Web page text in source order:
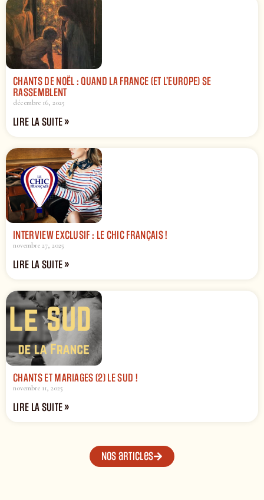
CHANTS DE NOËL : QUAND LA FRANCE (ET L’EUROPE) SE
RASSEMBLENT
décembre 16, 2025
LIRE LA SUITE »
INTERVIEW EXCLUSIF : LE CHIC FRANÇAIS !
novembre 27, 2025
LIRE LA SUITE »
CHANTS ET MARIAGES (2) LE SUD !
novembre 11, 2025
LIRE LA SUITE »
Nos articles